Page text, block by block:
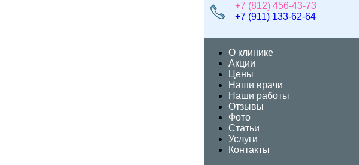
+7 (812) 456-43-73
+7 (911) 133-62-64
О клинике
Акции
Цены
Наши врачи
Наши работы
Отзывы
Фото
Статьи
Услуги
Контакты